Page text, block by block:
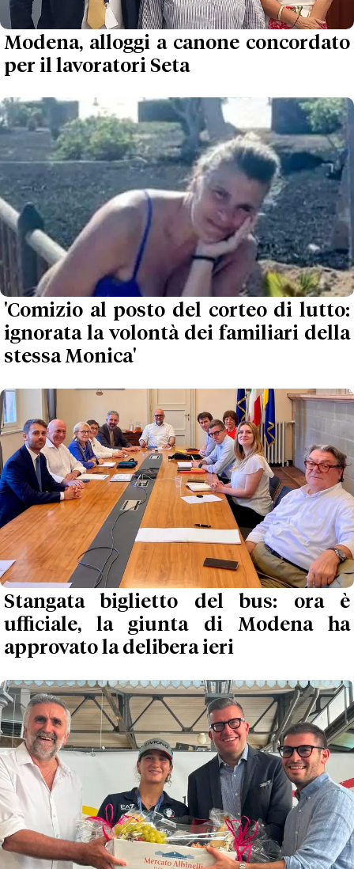
Modena, alloggi a canone concordato
per il lavoratori Seta
'Comizio al posto del corteo di lutto:
ignorata la volontà dei familiari della
stessa Monica'
Stangata biglietto del bus: ora è
ufficiale, la giunta di Modena ha
approvato la delibera ieri